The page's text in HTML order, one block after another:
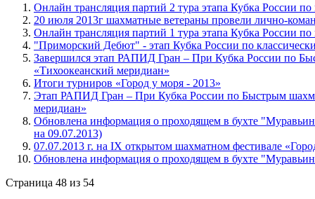
Онлайн трансляция партий 2 тура этапа Кубка России
20 июля 2013г шахматные ветераны провели лично-
Онлайн трансляция партий 1 тура этапа Кубка России
"Приморский Дебют" - этап Кубка России по
Завершился этап РАПИД Гран – При Кубка России по
«Тихоокеанский меридиан»
Итоги турниров «Город у моря - 2013»
Этап РАПИД Гран – При Кубка России по Быстрым
меридиан»
Обновлена информация о проходящем в бухте
на 09.07.2013)
07.07.2013 г. на IX открытом шахматном фестивале
Обновлена информация о проходящем в бухте
Страница 48 из 54